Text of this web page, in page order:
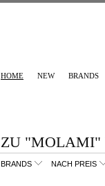
HOME NEW BRANDS
ZU "MOLAMI"
BRANDS NACH PREIS